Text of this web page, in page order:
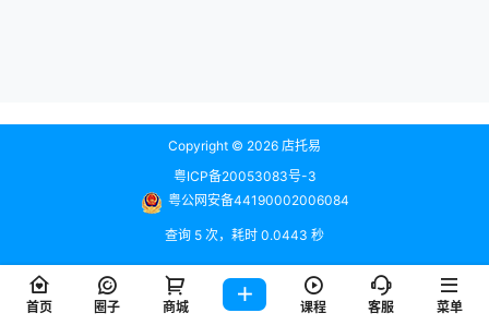
Copyright © 2026 店托易
粤ICP备20053083号-3
粤公网安备44190002006084
查询 5 次，耗时 0.0443 秒
首页 圈子 商城 课程 客服 菜单